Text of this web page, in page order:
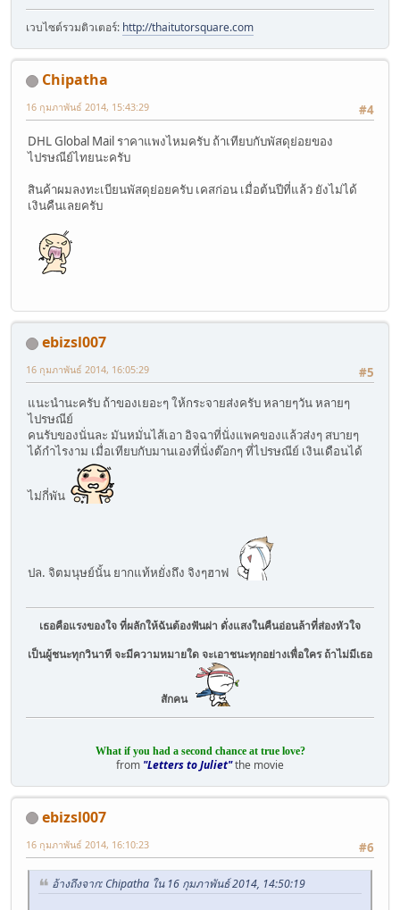
เวบไซต์รวมติวเตอร์: http://thaitutorsquare.com
Chipatha
#4
16 กุมภาพันธ์ 2014, 15:43:29
DHL Global Mail ราคาแพงไหมครับ ถ้าเทียบกับพัสดุย่อยของ
ไปรษณีย์ไทยนะครับ
สินค้าผมลงทะเบียนพัสดุย่อยครับ เคสก่อน เมื่อต้นปีที่แล้ว ยังไม่ได้
เงินคืนเลยครับ
ebizsl007
#5
16 กุมภาพันธ์ 2014, 16:05:29
แนะนำนะครับ ถ้าของเยอะๆ ให้กระจายส่งครับ หลายๆวัน หลายๆ
ไปรษณีย์
คนรับของนั่นละ มันหมั่นไส้เอา อิจฉาที่นั่งแพคของแล้วส่งๆ สบายๆ
ได้กำไรงาม เมื่อเทียบกับมานเองที่นั่งต๊อกๆ ที่ไปรษณีย์ เงินเดือนได้
ไม่กี่พัน
ปล. จิตมนุษย์นั้น ยากแท้หยั่งถึง จิงๆฮาฟ
เธอคือแรงของใจ ที่ผลักให้ฉันต้องฟันผ่า ดั่งแสงในคืนอ่อนล้าที่ส่องหัวใจ
เป็นผู้ชนะทุกวินาที จะมีความหมายใด จะเอาชนะทุกอย่างเพื่อใคร ถ้าไม่มีเธอ
สักคน
What if you had a second chance at true love?
from "Letters to Juliet"the movie
ebizsl007
#6
16 กุมภาพันธ์ 2014, 16:10:23
อ้างถึงจาก: Chipatha ใน 16 กุมภาพันธ์ 2014, 14:50:19